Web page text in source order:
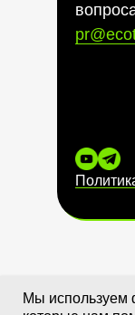
Мы используем